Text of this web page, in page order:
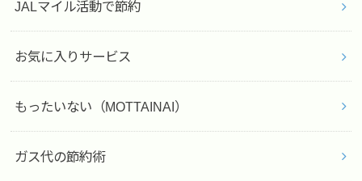
JALマイル活動で節約
お気に入りサービス
もったいない（MOTTAINAI）
ガス代の節約術